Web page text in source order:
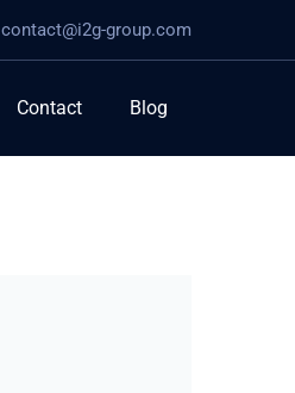
contact@i2g-group.com
Contact Blog